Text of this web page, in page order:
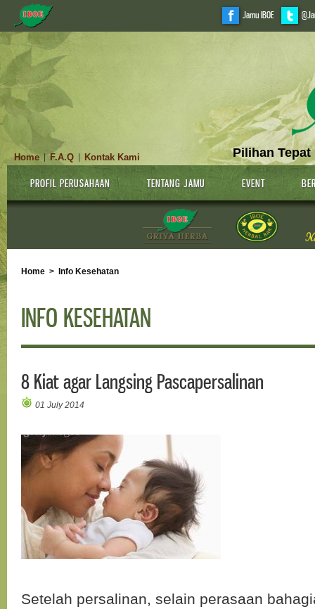
Jamu IBOE
Pilihan Tepat
Home |F.A.Q Kontak Kami
PROFIL PERUSAHAAN TENTANG JAMU EVENT
Home > Info Kesehatan
INFO KESEHATAN
8 Kiat agar Langsing Pascapersalinan
01 July 2014
Setelah persalinan, selain perasaan